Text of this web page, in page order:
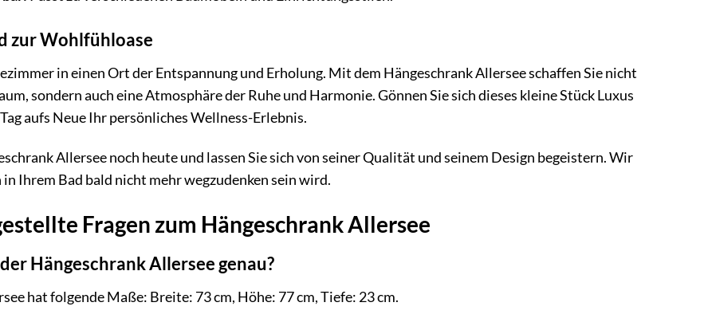
zur Wohlfühloase
in einen Ort der Entspannung und Erholung. Mit dem Hängeschrank Allersee schaffen Sie nicht
sondern auch eine Atmosphäre der Ruhe und Harmonie. Gönnen Sie sich dieses kleine Stück Luxus
aufs Neue Ihr persönliches Wellness-Erlebnis.
Allersee noch heute und lassen Sie sich von seiner Qualität und seinem Design begeistern. Wir
in Ihrem Bad bald nicht mehr wegzudenken sein wird.
Fragen zum Hängeschrank Allersee
Hängeschrank Allersee genau?
hat folgende Maße: Breite: 73 cm, Höhe: 77 cm, Tiefe: 23 cm.